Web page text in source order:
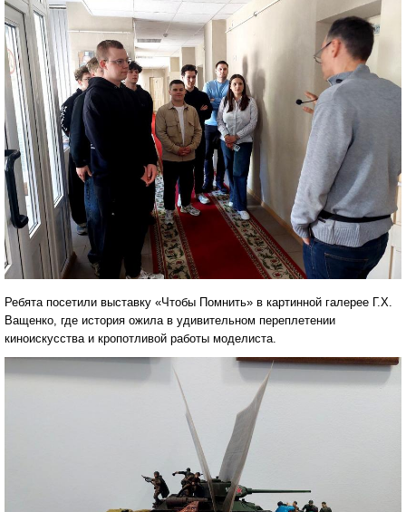
Ребята посетили выставку «Чтобы Помнить» в картинной галерее Г.Х.
Ващенко, где история ожила в удивительном переплетении
киноискусства и кропотливой работы моделиста.